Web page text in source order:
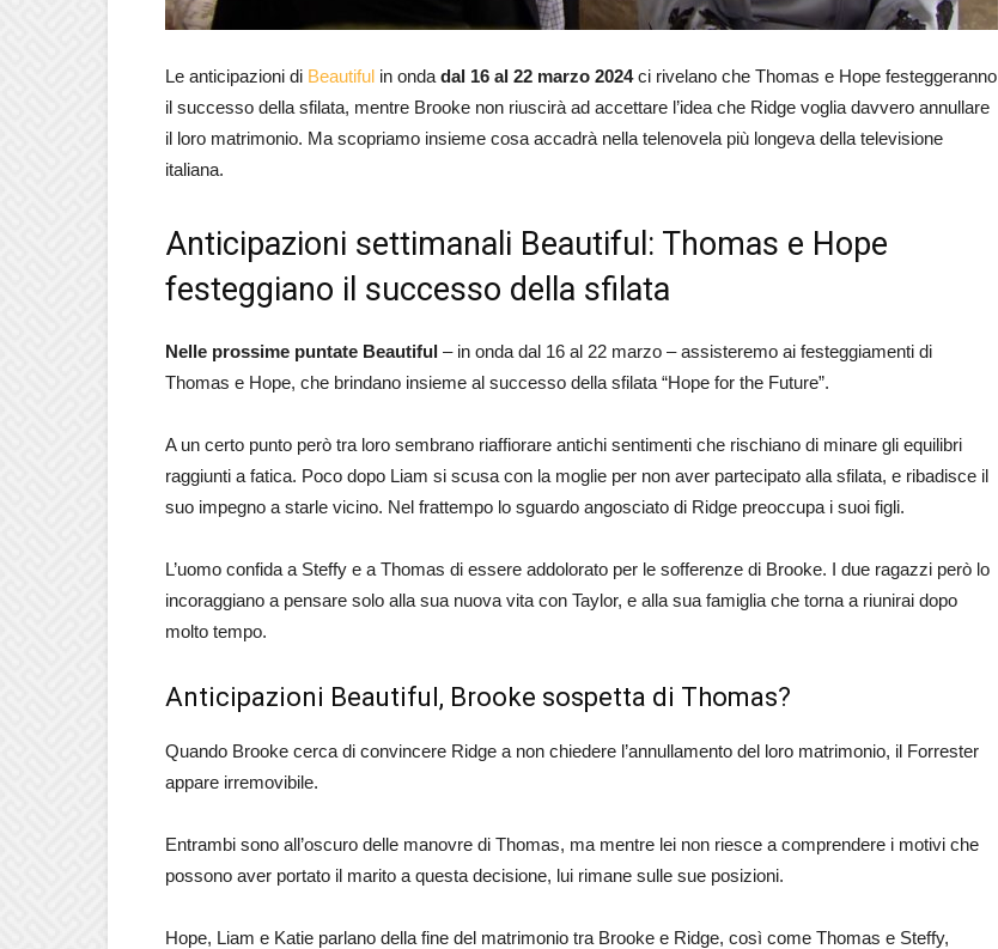
Le anticipazioni di Beautiful in onda dal 16 al 22 marzo 2024ci rivelano che Thomas e Hope festeggeranno
il successo della sfilata, mentre Brooke non riuscirà ad accettare l’idea che Ridge voglia davvero annullare
il loro matrimonio. Ma scopriamo insieme cosa accadrà nella telenovela più longeva della televisione
italiana.
Anticipazioni settimanali Beautiful: Thomas e Hope
festeggiano il successo della sfilata
Nelle prossime puntate Beautiful – in onda dal 16 al 22 marzo – assisteremo ai festeggiamenti di
Thomas e Hope, che brindano insieme al successo della sfilata “Hope for the Future”.
A un certo punto però tra loro sembrano riaffiorare antichi sentimenti che rischiano di minare gli equilibri
raggiunti a fatica. Poco dopo Liam si scusa con la moglie per non aver partecipato alla sfilata, e ribadisce il
suo impegno a starle vicino. Nel frattempo lo sguardo angosciato di Ridge preoccupa i suoi figli.
L’uomo confida a Steffy e a Thomas di essere addolorato per le sofferenze di Brooke. I due ragazzi però lo
incoraggiano a pensare solo alla sua nuova vita con Taylor, e alla sua famiglia che torna a riunirai dopo
molto tempo.
Anticipazioni Beautiful, Brooke sospetta di Thomas?
Quando Brooke cerca di convincere Ridge a non chiedere l’annullamento del loro matrimonio, il Forrester
appare irremovibile.
Entrambi sono all’oscuro delle manovre di Thomas, ma mentre lei non riesce a comprendere i motivi che
possono aver portato il marito a questa decisione, lui rimane sulle sue posizioni.
Hope, Liam e Katie parlano della fine del matrimonio tra Brooke e Ridge, così come Thomas e Steffy,